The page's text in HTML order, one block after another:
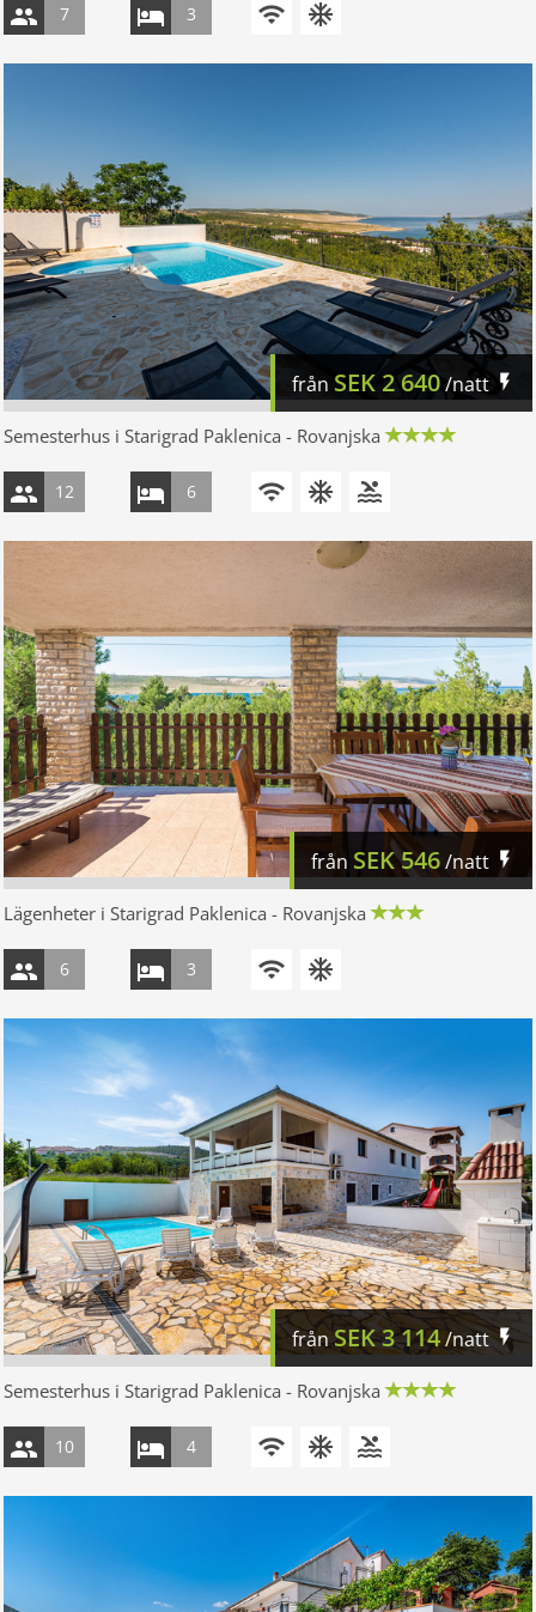
7 3
från SEK2 640/natt
Semesterhus i Starigrad Paklenica - Rovanjska
12 6
från SEK546/natt
Lägenheter i Starigrad Paklenica - Rovanjska
6 3
frånSEK3 114/natt
Semesterhus i Starigrad Paklenica - Rovanjska
10 4